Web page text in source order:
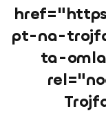
pt-na-
ta-